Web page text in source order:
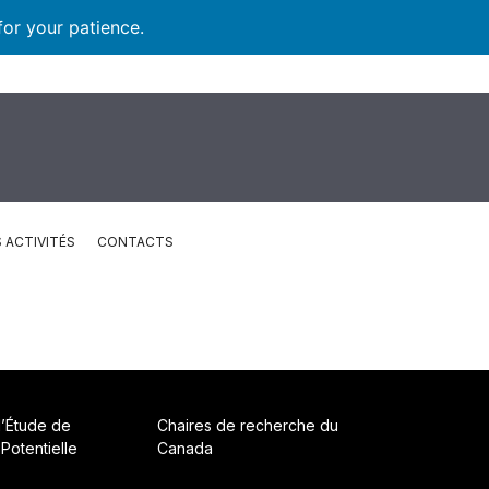
your patience.
ACTIVITÉS CONTACTS
de
Chaires de recherche du
Canada